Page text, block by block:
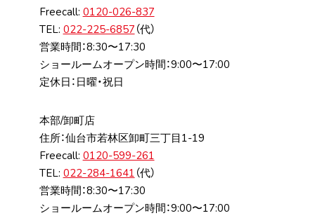
Freecall: 0120-026-837
TEL: 022-225-6857 （代）
営業時間：8:30〜17:30
ショールームオープン時間：9:00〜17:00
定休日：日曜・祝日
本部/卸町店
住所：仙台市若林区卸町三丁⽬1-19
Freecall: 0120-599-261
TEL: 022-284-1641 （代）
営業時間：8:30〜17:30
ショールームオープン時間：9:00〜17:00